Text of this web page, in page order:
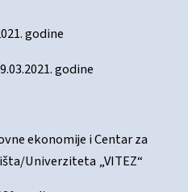
godine
godine
ekonomije i Centar za
Univerziteta „VITEZ“